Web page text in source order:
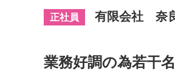
正社員 有限会社 奈
業務好調の為若干